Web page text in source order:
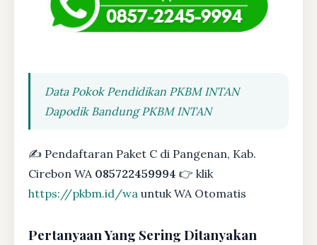
Data Pokok Pendidikan PKBM INTAN
Dapodik Bandung PKBM INTAN
✍ Pendaftaran Paket C di Pangenan, Kab.
Cirebon WA 085722459994 👉 klik
https://pkbm.id/wa untuk WA Otomatis
Pertanyaan Yang Sering Ditanyakan